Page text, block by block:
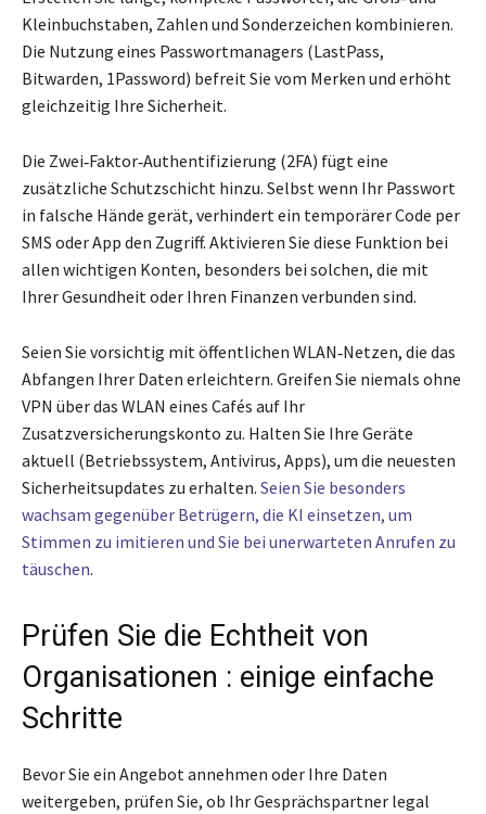
Kleinbuchstaben, Zahlen und Sonderzeichen kombinieren.
Die Nutzung eines Passwortmanagers (LastPass,
Bitwarden, 1Password) befreit Sie vom Merken und erhöht
gleichzeitig Ihre Sicherheit.
Die Zwei‑Faktor‑Authentifizierung (2FA) fügt eine
zusätzliche Schutzschicht hinzu. Selbst wenn Ihr Passwort
in falsche Hände gerät, verhindert ein temporärer Code per
SMS oder App den Zugriff. Aktivieren Sie diese Funktion bei
allen wichtigen Konten, besonders bei solchen, die mit
Ihrer Gesundheit oder Ihren Finanzen verbunden sind.
Seien Sie vorsichtig mit öffentlichen WLAN‑Netzen, die das
Abfangen Ihrer Daten erleichtern. Greifen Sie niemals ohne
VPN über das WLAN eines Cafés auf Ihr
Zusatzversicherungskonto zu. Halten Sie Ihre Geräte
aktuell (Betriebssystem, Antivirus, Apps), um die neuesten
Sicherheitsupdates zu erhalten. Seien Sie besonders
wachsam gegenüber Betrügern, die KI einsetzen, um
Stimmen zu imitieren und Sie bei unerwarteten Anrufen zu
täuschen.
Prüfen Sie die Echtheit von
Organisationen : einige einfache
Schritte
Bevor Sie ein Angebot annehmen oder Ihre Daten
weitergeben, prüfen Sie, ob Ihr Gesprächspartner legal